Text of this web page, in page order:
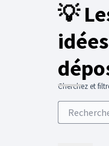
💡
idées
Cherchez et